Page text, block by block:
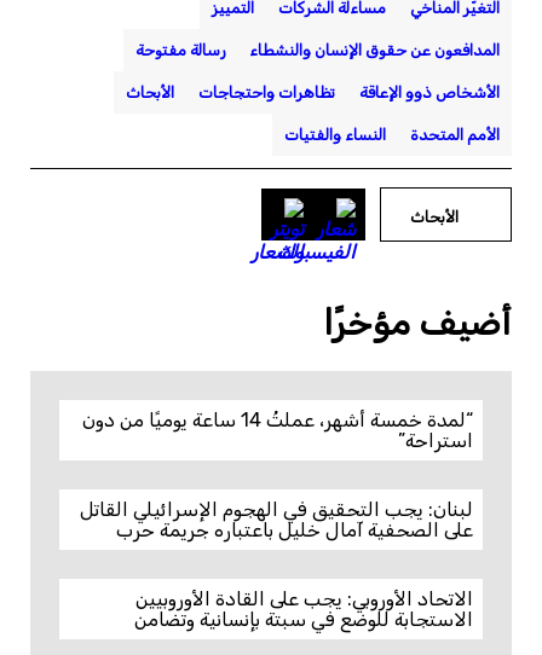
التغيّر المناخي مساءلة الشركات التمييز
المدافعون عن حقوق الإنسان والنشطاء رسالة مفتوحة
الأشخاص ذوو الإعاقة تظاهرات واحتجاجات الأبحاث
الأمم المتحدة النساء والفتيات
الأبحاث
أضيف مؤخرًا
“لمدة خمسة أشهر، عملتُ 14 ساعة يوميًا من دون
استراحة”
لبنان: يجب التحقيق في الهجوم الإسرائيلي القاتل
على الصحفية آمال خليل باعتباره جريمة حرب
الاتحاد الأوروبي: يجب على القادة الأوروبيين
الاستجابة للوضع في سبتة بإنسانية وتضامن